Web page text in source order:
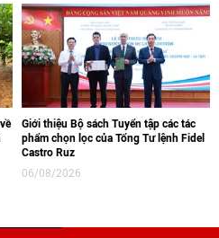
Giới thiệu Bộ sách Tuyển tập các tác
phẩm chọn lọc của Tổng Tư lệnh Fidel
Castro Ruz
06/08/2026